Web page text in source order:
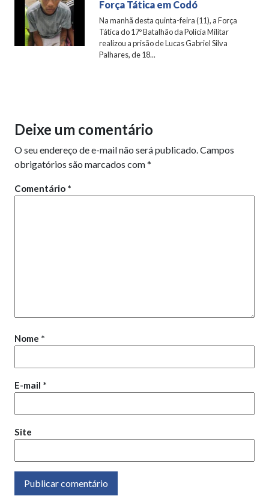
Força Tática em Codó
Na manhã desta quinta-feira (11), a Força
Tática do 17º Batalhão da Polícia Militar
realizou a prisão de Lucas Gabriel Silva
Palhares, de 18...
Deixe um comentário
O seu endereço de e-mail não será publicado.Campos
obrigatórios são marcados com*
Comentário *
Nome *
E-mail *
Site